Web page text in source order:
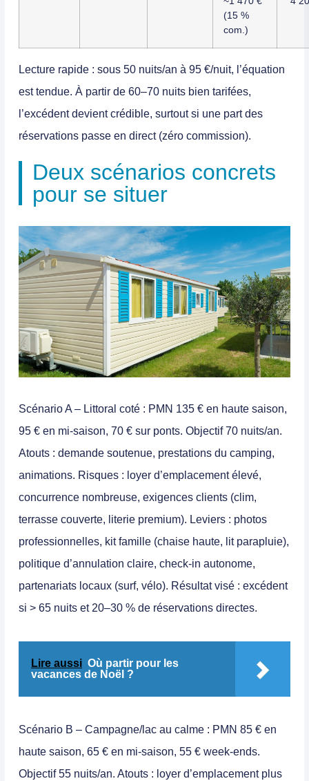
(15 %
com.)
Lecture rapide : sous 50 nuits/an à 95 €/nuit, l’équation
est tendue. À partir de 60–70 nuits bien tarifées,
l’excédent devient crédible, surtout si une part des
réservations passe en direct (zéro commission).
Deux scénarios concrets
pour se situer
Scénario A – Littoral coté : PMN 135 € en haute saison,
95 € en mi-saison, 70 € sur ponts. Objectif 70 nuits/an.
Atouts : demande soutenue, prestations du camping,
animations. Risques : loyer d’emplacement élevé,
concurrence nombreuse, exigences clients (clim,
terrasse couverte, literie premium). Leviers : photos
professionnelles, kit famille (chaise haute, lit parapluie),
politique d’annulation claire, check-in autonome,
partenariats locaux (surf, vélo). Résultat visé : excédent
si > 65 nuits et 20–30 % de réservations directes.
Lire aussi Où partir pour les
vacances de Noël ?
Scénario B – Campagne/lac au calme : PMN 85 € en
haute saison, 65 € en mi-saison, 55 € week-ends.
Objectif 55 nuits/an. Atouts : loyer d’emplacement plus